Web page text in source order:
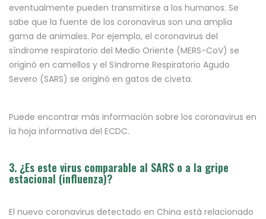
eventualmente pueden transmitirse a los humanos. Se
sabe que la fuente de los coronavirus son una amplia
gama de animales. Por ejemplo, el coronavirus del
síndrome respiratorio del Medio Oriente (MERS-CoV) se
originó en camellos y el Síndrome Respiratorio Agudo
Severo (SARS) se originó en gatos de civeta.
Puede encontrar más información sobre los coronavirus en
la hoja informativa del ECDC.
3. ¿Es este virus comparable al SARS o a la gripe
estacional (influenza)?
El nuevo coronavirus detectado en China está relacionado